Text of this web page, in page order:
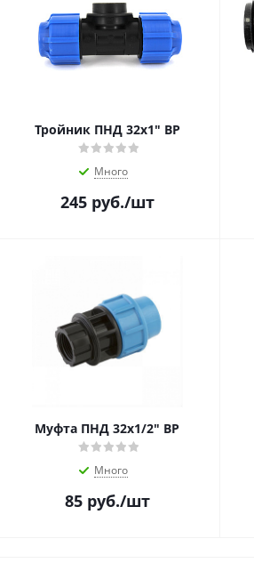
Тройник ПНД 32x1" ВР
Много
245руб./шт
Муфта ПНД 32х1/2" ВР
Много
85руб./шт